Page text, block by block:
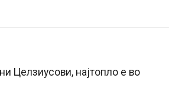
Целзиусови, најтопло е во